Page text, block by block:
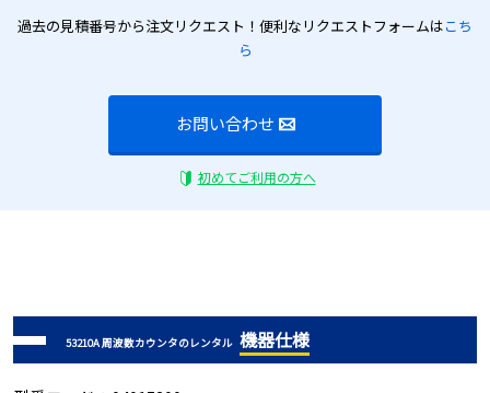
過去の見積番号から注文リクエスト！便利なリクエストフォームはこち
ら
お問い合わせ
初めてご利用の方へ
53210A 周波数カウンタのレンタル 機器仕様